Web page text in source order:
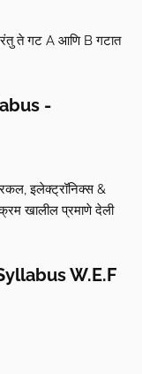
ते गट A आणि B गटात
-
इलेक्ट्रॉनिक्स &
खालील प्रमाणे देली
W.E.F